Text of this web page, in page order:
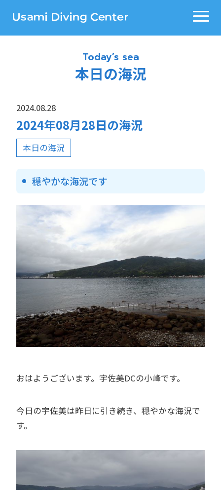
Today’s sea
本日の海況
2024.08.28
2024年08月28日の海況
本日の海況
穏やかな海況です
おはようございます。宇佐美DCの小峰です。
今日の宇佐美は昨日に引き続き、穏やかな海況で
す。